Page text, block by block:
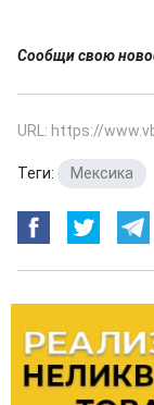
Сообщи свою
URL: https://
Теги: Мексика